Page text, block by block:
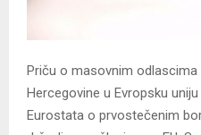
Priču o masovnim odlascima
Hercegovine u Evropsku
Eurostata o prvostečenim